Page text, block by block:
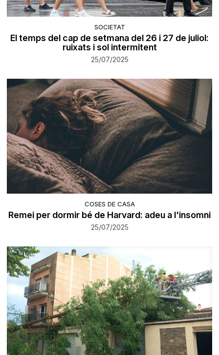
SOCIETAT
El temps del cap de setmana del 26 i 27 de juliol:
ruixats i sol intermitent
25/07/2025
COSES DE CASA
Remei per dormir bé de Harvard: adeu a l'insomni
25/07/2025